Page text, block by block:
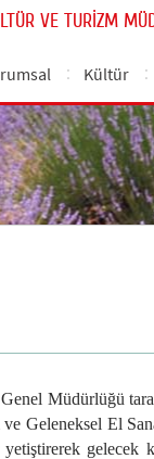
VE TURİZM
Kültür
Müdürlüğü
Geleneksel El
gelecek